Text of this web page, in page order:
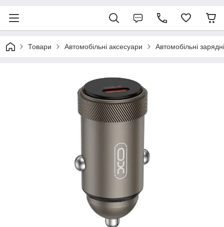
Товари Автомобільні аксесуари Автомобільні